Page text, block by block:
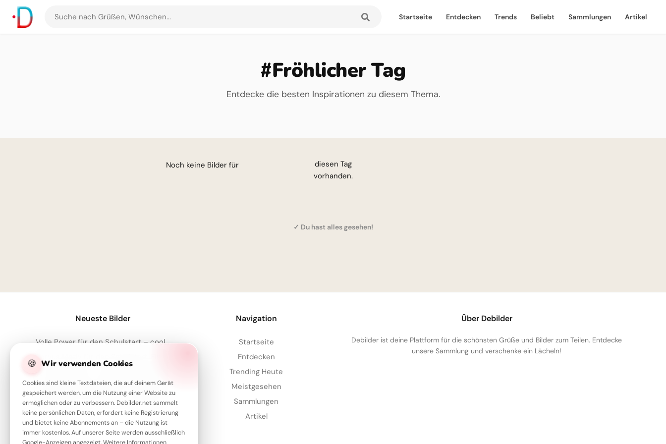
Suche
nach
Startseite Entdecken Trends Beliebt Sammlungen Artikel
#Fröhlicher Tag
Entdecke die besten Inspirationen zu diesem Thema.
Noch keine Bilder für diesen Tag
vorhanden.
✓ Du hast alles gesehen!
🍪 Wir verwenden Cookies
Cookies sind kleine Textdateien, die auf deinem Gerät
gespeichert werden, um die Nutzung einer Website zu
ermöglichen oder zu verbessern. Debilder.net sammelt
keine persönlichen Daten, erfordert keine Registrierung
und bietet keine Abonnements an – die Nutzung ist
immer kostenlos. Auf unserer Seite werden ausschließlich
Neueste Bilder
Volle Power für den Schulstart – coole Sprüche für TikTok!
Motivierender Schulstart für WhatsApp: Energiegeladen ins neue Schuljahr!
Moin! Klasse, dass wir uns wiederhaben – Schulstart-Spaß für Instagram
Navigation
Startseite
Entdecken
Trending Heute
Meistgesehen
Sammlungen
Artikel
Über Debilder
Debilder ist deine Plattform für die schönsten Grüße und Bilder zum Teilen. Entdecke
unsere Sammlung und verschenke ein Lächeln!